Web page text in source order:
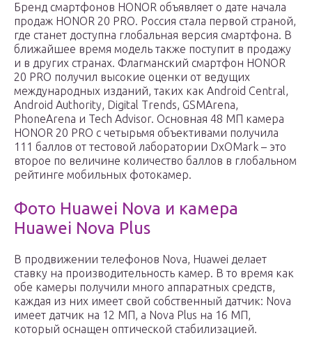
Бренд смартфонов HONOR объявляет о дате начала
продаж HONOR 20 PRO. Россия стала первой страной,
где станет доступна глобальная версия смартфона. В
ближайшее время модель также поступит в продажу
и в других странах. Флагманский смартфон HONOR
20 PRO получил высокие оценки от ведущих
международных изданий, таких как Android Central,
Android Authority, Digital Trends, GSMArena,
PhoneArena и Tech Advisor. Основная 48 МП камера
HONOR 20 PRO с четырьмя объективами получила
111 баллов от тестовой лаборатории DxOMark – это
второе по величине количество баллов в глобальном
рейтинге мобильных фотокамер.
Фото Huawei Nova и камера
Huawei Nova Plus
В продвижении телефонов Nova, Huawei делает
ставку на производительность камер. В то время как
обе камеры получили много аппаратных средств,
каждая из них имеет свой собственный датчик: Nova
имеет датчик на 12 МП, а Nova Plus на 16 МП,
который оснащен оптической стабилизацией.